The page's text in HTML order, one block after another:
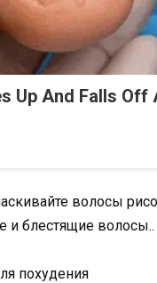
Up And Falls Off
волосы
и блестящие волосы..
похудения